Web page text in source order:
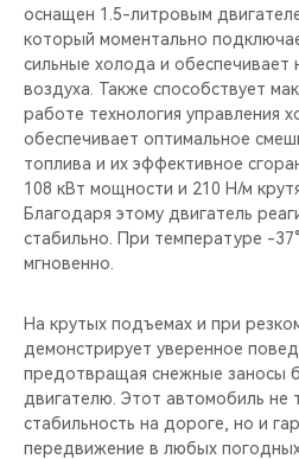
оснащен 1.5-литровым
который моментально
сильные холода и
воздуха. Также способствует
работе технология управления
обеспечивает оптимальное
топлива и их эффективное
108 кВт мощности и 210 Н/м
Благодаря этому двигатель
стабильно. При температуре -
мгновенно.
На крутых подъемах и при
демонстрирует уверенное
предотвращая снежные заносы
двигателю. Этот автомобиль не
стабильность на дороге, но и
передвижение в любых погодных